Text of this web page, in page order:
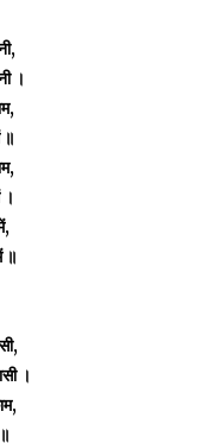
।
॥
।
॥
।